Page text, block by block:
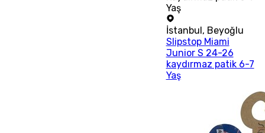
Yaş
İstanbul, Beyoğlu
Slipstop Miami
Junior S 24-26
kaydırmaz patik 6-7
Yaş